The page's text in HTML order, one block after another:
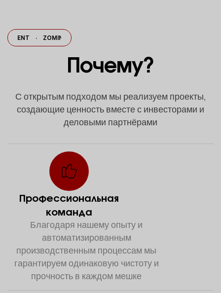
· ZOMIN CEMENT
Почему?
С открытым подходом мы реализуем проекты,
создающие ценность вместе с инвесторами и
деловыми партнёрами
Профессиональная
команда
Благодаря нашему опыту и
автоматизированным
производственным процессам мы
гарантируем одинаковую чистоту и
прочность в каждом мешке